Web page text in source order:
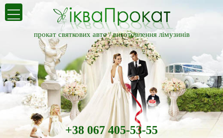
прокат святкових авто /виготовлення лімузинів
+38 067 405-53-55